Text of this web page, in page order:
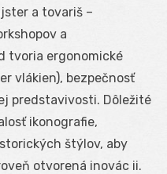
a tovariš –
a
tvoria ergonomické
vlákien), bezpečnosť
predstavivosti. Dôležité
ikonografie,
štýlov, aby
otvorená inovác ii.